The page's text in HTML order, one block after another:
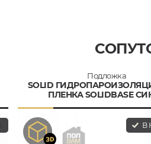
Подложка
SOLID
ПЛЕНКА SOLIDBASE
В